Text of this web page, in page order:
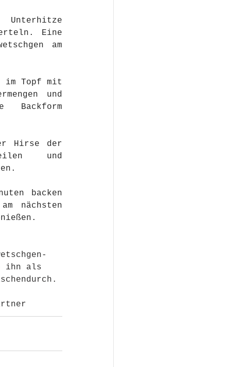
Unterhitze
Eine
am
im Topf mit
und
Backform
Hirse der
backen
nächsten
ihn als